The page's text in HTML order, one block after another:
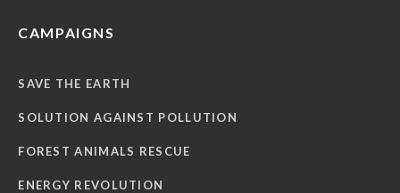
CAMPAIGNS
SAVE THE EARTH
SOLUTION AGAINST POLLUTION
FOREST ANIMALS RESCUE
ENERGY REVOLUTION